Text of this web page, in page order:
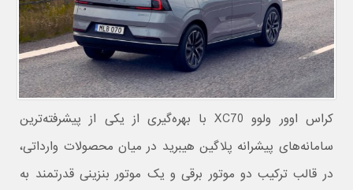
کراس‌ اوور ولوو XC70 با بهره‌گیری از یکی از پیشرفته‌ترین
سامانه‌های پیشرانه پلاگین هیبرید در میان محصولات وارداتی،
در قالب ترکیب دو موتور برقی و یک موتور بنزینی قدرتمند به